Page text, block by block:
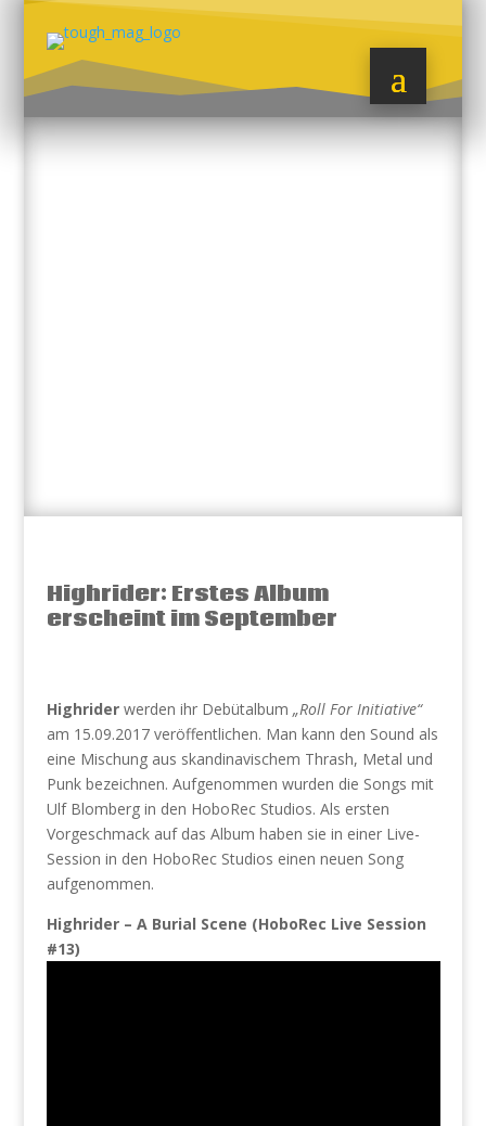
Highrider: Erstes Album
erscheint im September
Highriderwerden ihr Debütalbum „Roll For Initiative“
am 15.09.2017 veröffentlichen. Man kann den Sound als
eine Mischung aus skandinavischem Thrash, Metal und
Punk bezeichnen. Aufgenommen wurden die Songs mit
Ulf Blomberg in den HoboRec Studios. Als ersten
Vorgeschmack auf das Album haben sie in einer Live-
Session in den HoboRec Studios einen neuen Song
aufgenommen.
Highrider – A Burial Scene (HoboRec Live Session
#13)